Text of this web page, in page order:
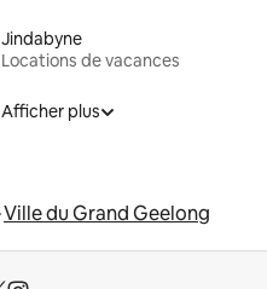
Jindabyne
Locations de vacances
Afficher plus
Ville du Grand Geelong